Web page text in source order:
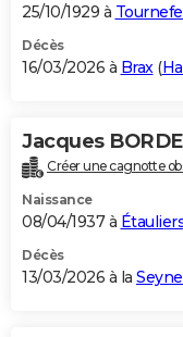
25/10/1929 à
Décès
16/03/2026 à Brax(
Jacques
Créer une cagnotte
Naissance
08/04/1937 à
Décès
13/03/2026 à la